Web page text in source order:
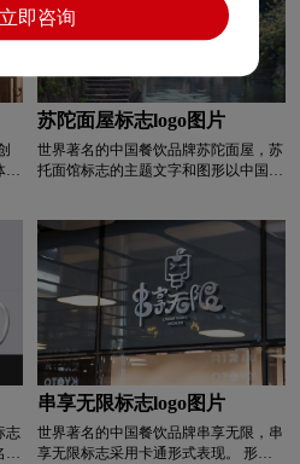
手表logo设计
logo设计 师范logo设计
计 生活用纸logo设计
S字母酒店logo设计
logo设计
设计 图书馆logo设计
logo设计
亲和力和精致感。
风
发
苏陀面屋标志logo图片
世界著名的中国餐饮品牌苏陀面屋，苏
托面馆标志的主题文字和图形以中国传
格。 在此基础上，融入江南水乡特色
元素，充分体现杭州的地域文化属性，
彰显品牌的历史文化气息。 水流与面
食元素的巧妙结合，突出了品牌主打面
食产品的概念，象征着产品吸收江南水
乡的气息，营造出地道的杭州风味。
志
称
串享无限标志logo图片
世界著名的中国餐饮品牌串享无限，串
享无限标志采用卡通形式表现。 形象
立即咨询